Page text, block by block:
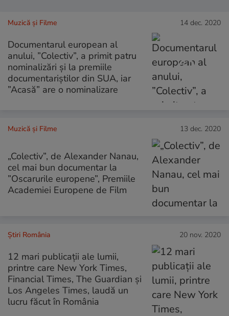
Muzică și Filme 14 dec. 2020
Documentarul european al
anului, ”Colectiv”, a primit patru
nominalizări și la premiile
documentariștilor din SUA, iar
”Acasă” are o nominalizare
Muzică și Filme 13 dec. 2020
„Colectiv”, de Alexander Nanau,
cel mai bun documentar la
”Oscarurile europene”, Premiile
Academiei Europene de Film
Știri România 20 nov. 2020
12 mari publicații ale lumii,
printre care New York Times,
Financial Times, The Guardian și
Los Angeles Times, laudă un
lucru făcut în România